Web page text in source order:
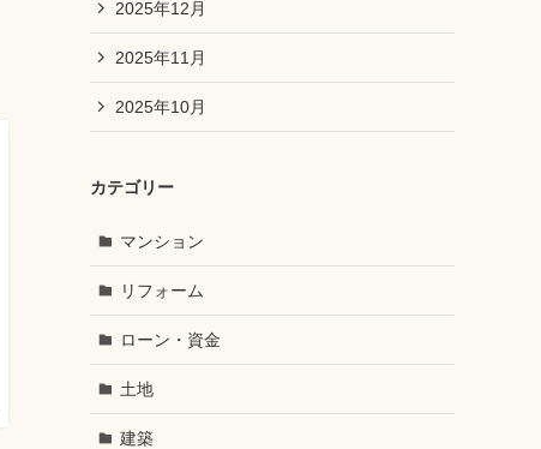
2025年12月
2025年11月
2025年10月
カテゴリー
マンション
リフォーム
ローン・資金
土地
建築